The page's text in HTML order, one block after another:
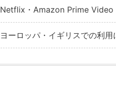
Netflix・Amazon Prime Video
ヨーロッパ・イギリスでの利